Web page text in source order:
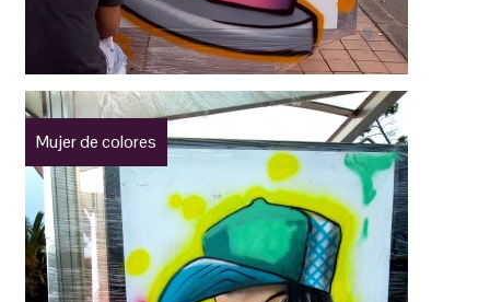
Mujer de colores